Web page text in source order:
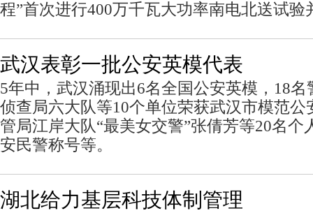
程”首次进行400万千瓦大功率南电北送试验
武汉表彰一批公安英模代表
5年中，武汉涌现出6名全国公安英模，18
侦查局六大队等10个单位荣获武汉市模范公
管局江岸大队“最美女交警”张倩芳等20名个
安民警称号等。
湖北给力基层科技体制管理